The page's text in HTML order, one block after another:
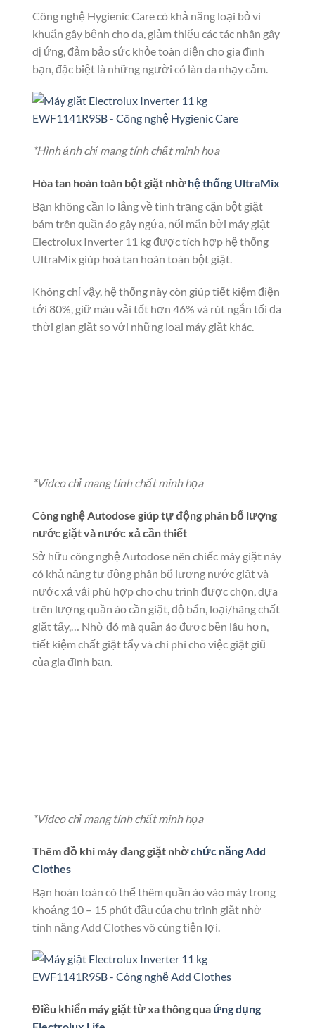
Công nghệ Hygienic Care có khả năng loại bỏ vi
khuẩn gây bệnh cho da, giảm thiểu các tác nhân gây
dị ứng, đảm bảo sức khỏe toàn diện cho gia đình
bạn, đặc biệt là những người có làn da nhạy cảm.
*Hình ảnh chỉ mang tính chất minh họa
Hòa tan hoàn toàn bột giặt nhờhệ thống UltraMix
Bạn không cần lo lắng về tình trạng cặn bột giặt
bám trên quần áo gây ngứa, nổi mẩn bởi máy giặt
Electrolux Inverter 11 kg được tích hợp hệ thống
UltraMix giúp hoà tan hoàn toàn bột giặt.
Không chỉ vậy, hệ thống này còn giúp tiết kiệm điện
tới 80%, giữ màu vải tốt hơn 46% và rút ngắn tối đa
thời gian giặt so với những loại máy giặt khác.
*Video chỉ mang tính chất minh họa
Công nghệ Autodose giúp tự động phân bổ lượng
nước giặt và nước xả cần thiết
Sở hữu công nghệ Autodose nên chiếc máy giặt này
có khả năng tự động phân bổ lượng nước giặt và
nước xả vải phù hợp cho chu trình được chọn, dựa
trên lượng quần áo cần giặt, độ bẩn, loại/hãng chất
giặt tẩy,… Nhờ đó mà quần áo được bền lâu hơn,
tiết kiệm chất giặt tẩy và chi phí cho việc giặt giũ
của gia đình bạn.
*Video chỉ mang tính chất minh họa
Thêm đồ khi máy đang giặt nhờchức năng Add
Clothes
Bạn hoàn toàn có thể thêm quần áo vào máy trong
khoảng 10 – 15 phút đầu của chu trình giặt nhờ
tính năng Add Clothes vô cùng tiện lợi.
Điều khiển máy giặt từ xa thông qua ứng dụng